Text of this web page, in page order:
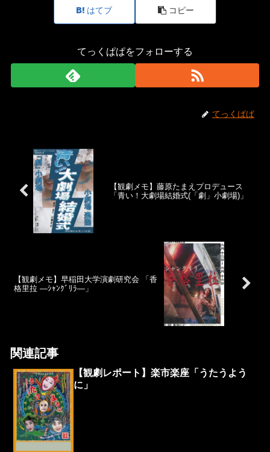
はてブ コピー
てっくぱぱをフォローする
てっくぱぱ
【観劇メモ】藤原たまえプロデュース
「青い！大劇場結婚式(「劇」小劇場)」
【観劇メモ】早稲田大学演劇研究会 「香
格里拉 ―ｼｬﾝｸﾞﾘﾗ―」
関連記事
【観劇レポート】楽市楽座「うたうよう
に」